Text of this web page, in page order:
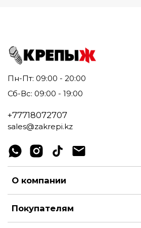
Пн-Пт: 09:00 - 20:00
Сб-Вс: 09:00 - 19:00
+77718072707
sales@zakrepi.kz
О компании
Покупателям